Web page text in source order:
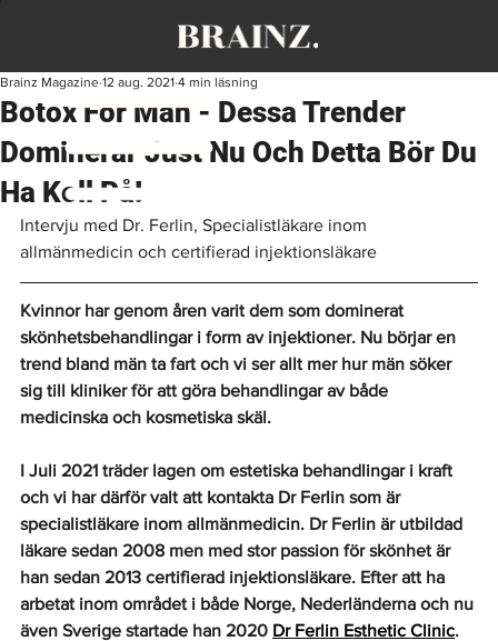
Botox För Män - Dessa Trender
Dominerar Just Nu Och Detta Bör Du
Ha Koll På!
Brainz Magazine 12 aug. 2021 4 min läsning
Intervju med Dr. Ferlin, Specialistläkare inom
allmänmedicin och certifierad injektionsläkare
Kvinnor har genom åren varit dem som dominerat
skönhetsbehandlingar i form av injektioner. Nu börjar en
trend bland män ta fart och vi ser allt mer hur män söker
sig till kliniker för att göra behandlingar av både
medicinska och kosmetiska skäl.
I Juli 2021 träder lagen om estetiska behandlingar i kraft
och vi har därför valt att kontakta Dr Ferlin som är
specialistläkare inom allmänmedicin. Dr Ferlin är utbildad
läkare sedan 2008 men med stor passion för skönhet är
han sedan 2013 certifierad injektionsläkare. Efter att ha
arbetat inom området i både Norge, Nederländerna och nu
även Sverige startade han 2020 Dr Ferlin Esthetic Clinic.